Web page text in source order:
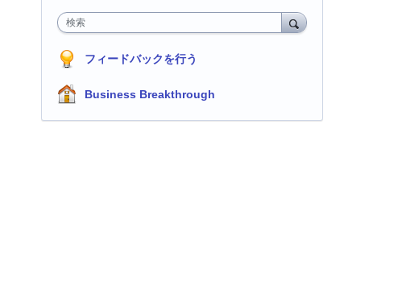
検索
フィードバックを行う
Business Breakthrough